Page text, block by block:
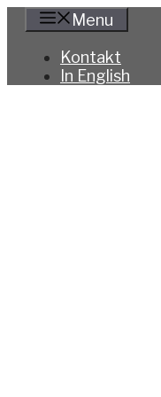
Hoppa
innehåll
Menu
Kontakt
In English